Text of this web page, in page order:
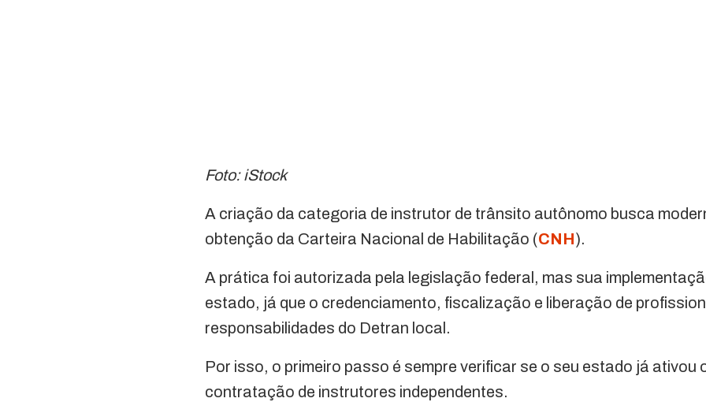
Foto: iStock
A criação da categoria de instrutor de trânsito autônomo busca
obtenção da Carteira Nacional de Habilitação (CNH).
A prática foi autorizada pela legislação federal, mas sua
estado, já que o credenciamento, fiscalização e liberação de
responsabilidades do Detran local.
Por isso, o primeiro passo é sempre verificar se o seu estado já ativou
contratação de instrutores independentes.